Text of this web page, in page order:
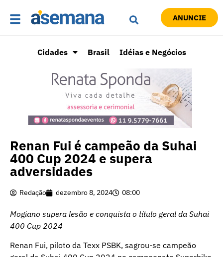
ANUNCIE
Cidades Brasil Idéias e Negócios
Renan Fui é campeão da Suhai
400 Cup 2024 e supera
adversidades
Redação dezembro 8, 2024 08:00
Mogiano supera lesão e conquista o título geral da Suhai
400 Cup 2024
Renan Fui, piloto da Texx PSBK, sagrou-se campeão